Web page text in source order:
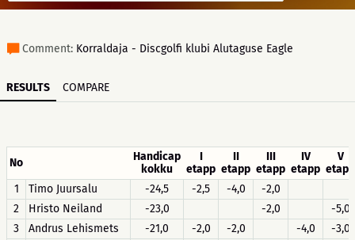
Comment: Korraldaja - Discgolfi klubi Alutaguse Eagle
RESULTS COMPARE
No
Handicap
kokku
I
etapp
II
etapp
III
etapp
IV
etapp
V
etapp
1
Timo Juursalu -24,5 -2,5 -4,0
-2,0
2
Hristo Neiland -23,0 -2,0
-5,0
3
Andrus Lehismets -21,0 -2,0 -2,0 -4,0
-3,0